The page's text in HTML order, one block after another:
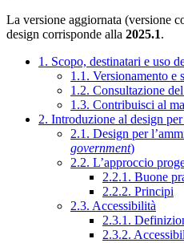
La versione aggiornata (versione
design corrisponde alla 2025.1.
1. Scopo, destinatari e uso
1.1. Versionamento e
1.2. Consultazione
1.3. Contribuisci al
2. Introduzione al design
2.1. Design per
government)
2.2. L’approccio
2.2.1. Buone
2.2.2. Principi
2.3. Accessibilità
2.3.1.
2.3.2.